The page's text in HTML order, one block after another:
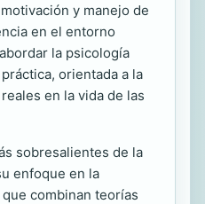
y manejo de
en el entorno
la psicología
orientada a la
en la vida de las
sobresalientes de la
enfoque en la
combinan teorías